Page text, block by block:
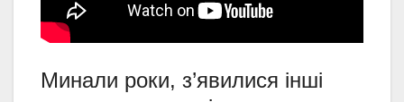
Минали роки, з’явилися інші